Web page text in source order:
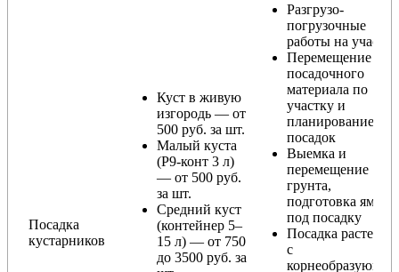
Посадка
кустарников
Куст в живую
изгородь — от
500 руб. за шт.
Малый куста
(Р9-конт 3 л)
— от 500 руб.
за шт.
Средний куст
(контейнер 5–
15 л) — от 750
до 3500 руб. за
Разгрузо-
погрузочные
работы на участке
Перемещение
посадочного
материала по
участку и
планирование
посадок
Выемка и
перемещение
грунта,
подготовка ямы
под посадку
Посадка растения
с
корнеобразующим